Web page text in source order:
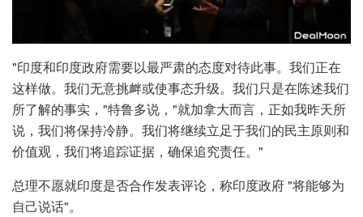
"印度和印度政府需要以最严肃的态度对待此事。我们正在
这样做。我们无意挑衅或使事态升级。我们只是在陈述我们
所了解的事实，"特鲁多说，"就加拿大而言，正如我昨天所
说，我们将保持冷静。我们将继续立足于我们的民主原则和
价值观，我们将追踪证据，确保追究责任。"
总理不愿就印度是否合作发表评论，称印度政府 "将能够为
自己说话"。